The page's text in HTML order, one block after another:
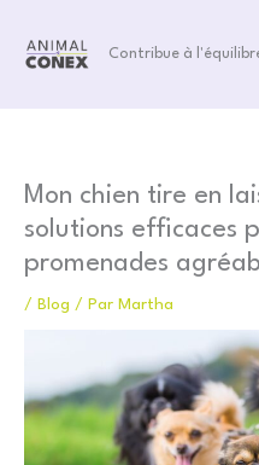
contenu
Contribue à
Mon chien tire en
solutions efficaces
promenades
/ Blog / Par Martha